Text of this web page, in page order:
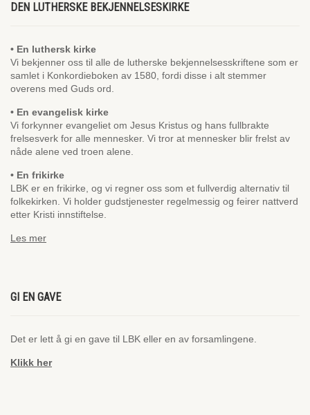
DEN LUTHERSKE BEKJENNELSESKIRKE
• En luthersk kirke
Vi bekjenner oss til alle de lutherske bekjennelsesskriftene som er
samlet i Konkordieboken av 1580, fordi disse i alt stemmer
overens med Guds ord.
• En evangelisk kirke
Vi forkynner evangeliet om Jesus Kristus og hans fullbrakte
frelsesverk for alle mennesker. Vi tror at mennesker blir frelst av
nåde alene ved troen alene.
• En frikirke
LBK er en frikirke, og vi regner oss som et fullverdig alternativ til
folkekirken. Vi holder gudstjenester regelmessig og feirer nattverd
etter Kristi innstiftelse.
Les mer
GI EN GAVE
Det er lett å gi en gave til LBK eller en av forsamlingene.
Klikk her